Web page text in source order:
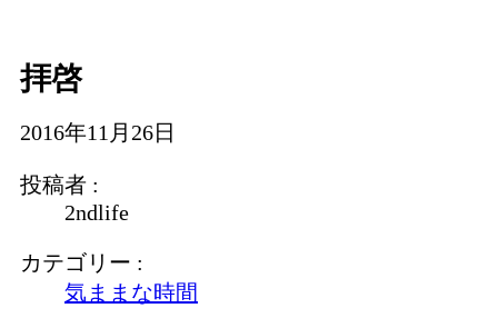
拝啓
2016年11月26日
投稿者 :
2ndlife
カテゴリー :
気ままな時間